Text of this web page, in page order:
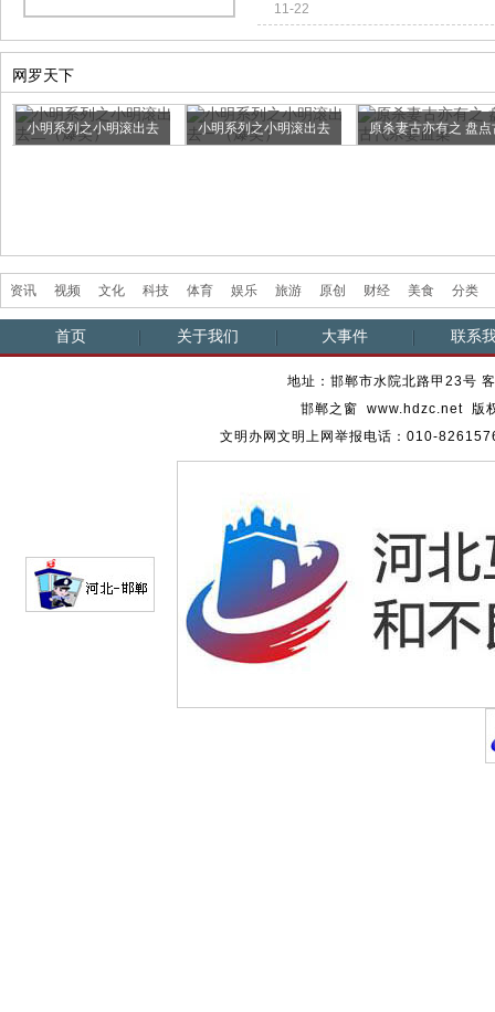
11-22
网罗天下
小明系列之小明滚出去 小明系列之小明滚出去 原杀妻古亦有之 盘点
资讯 视频 文化 科技 体育 娱乐 旅游 原创 财经 美食 分类
首页 关于我们 大事件 联系
地址：邯郸市水院北路甲23号
邯郸之窗 www.hdzc.net 版
文明办网文明上网举报电话：010-